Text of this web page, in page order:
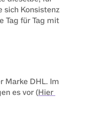
Konsistenz
Tag für Tag mit
Marke DHL. Im
es vor (Hier